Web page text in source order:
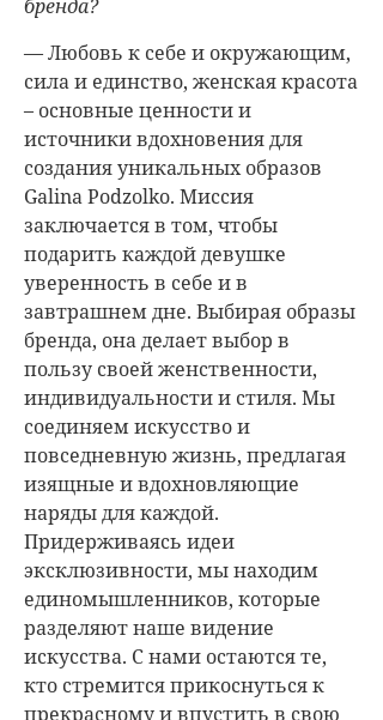
бренда?
— Любовь к себе и окружающим,
сила и единство, женская красота
– основные ценности и
источники вдохновения для
создания уникальных образов
Galina Podzolko. Миссия
заключается в том, чтобы
подарить каждой девушке
уверенность в себе и в
завтрашнем дне. Выбирая образы
бренда, она делает выбор в
пользу своей женственности,
индивидуальности и стиля. Мы
соединяем искусство и
повседневную жизнь, предлагая
изящные и вдохновляющие
наряды для каждой.
Придерживаясь идеи
эксклюзивности, мы находим
единомышленников, которые
разделяют наше видение
искусства. С нами остаются те,
кто стремится прикоснуться к
прекрасному и впустить в свою